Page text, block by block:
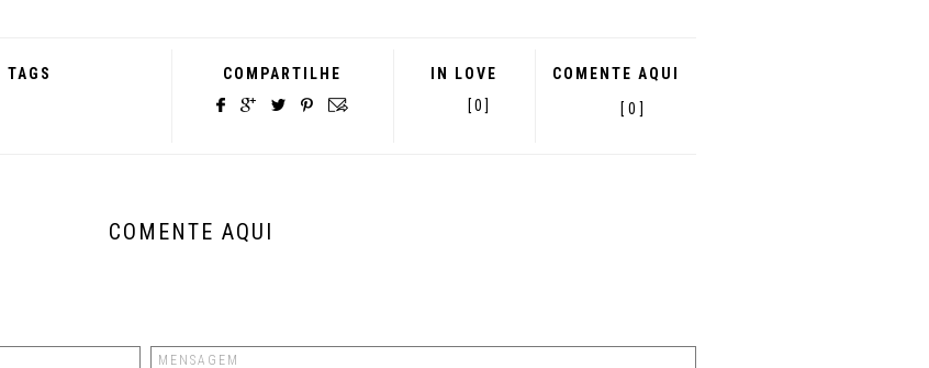
TAGS COMPARTILHE
IN LOVE
[ 0 ]
COMENTE AQUI
[ 0 ]
COMENTE AQUI